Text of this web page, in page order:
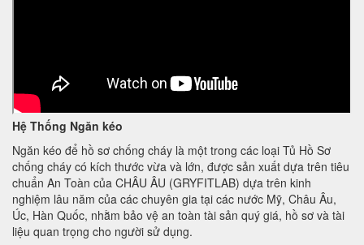
Hệ Thống Ngăn kéo
Ngăn kéo để hồ sơ chống cháy là một trong các loại Tủ Hồ Sơ
chống cháy có kích thước vừa và lớn, được sản xuất dựa trên tiêu
chuẩn An Toàn của CHÂU ÂU (GRYFITLAB) dựa trên kinh
nghiệm lâu năm của các chuyên gia tại các nước Mỹ, Châu Âu,
Úc, Hàn Quốc, nhằm bảo vệ an toàn tài sản quý giá, hồ sơ và tài
liệu quan trọng cho người sử dụng.